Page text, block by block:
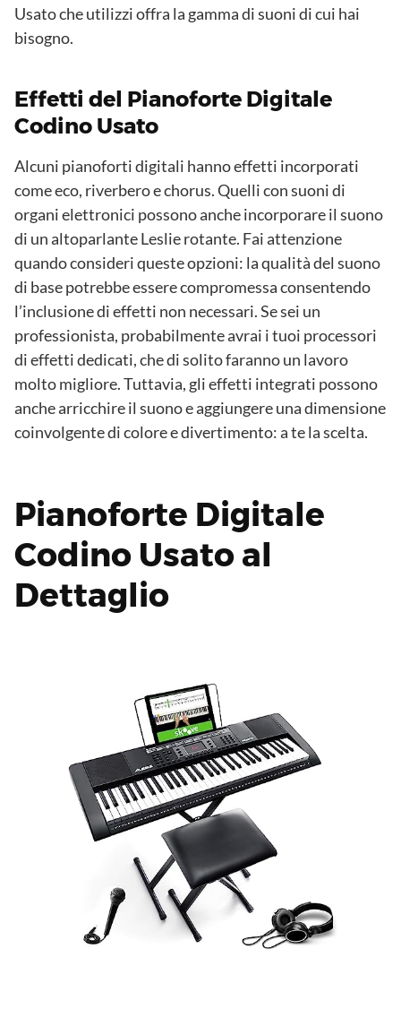
Usato che utilizzi offra la gamma di suoni di cui hai
bisogno.
Effetti del Pianoforte Digitale
Codino Usato
Alcuni pianoforti digitali hanno effetti incorporati
come eco, riverbero e chorus. Quelli con suoni di
organi elettronici possono anche incorporare il suono
di un altoparlante Leslie rotante. Fai attenzione
quando consideri queste opzioni: la qualità del suono
di base potrebbe essere compromessa consentendo
l’inclusione di effetti non necessari. Se sei un
professionista, probabilmente avrai i tuoi processori
di effetti dedicati, che di solito faranno un lavoro
molto migliore. Tuttavia, gli effetti integrati possono
anche arricchire il suono e aggiungere una dimensione
coinvolgente di colore e divertimento: a te la scelta.
Pianoforte Digitale
Codino Usato al
Dettaglio